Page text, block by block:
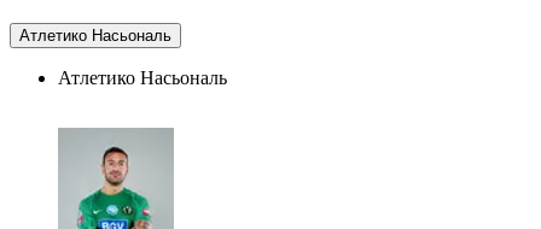
Атлетико Насьональ
Атлетико Насьональ